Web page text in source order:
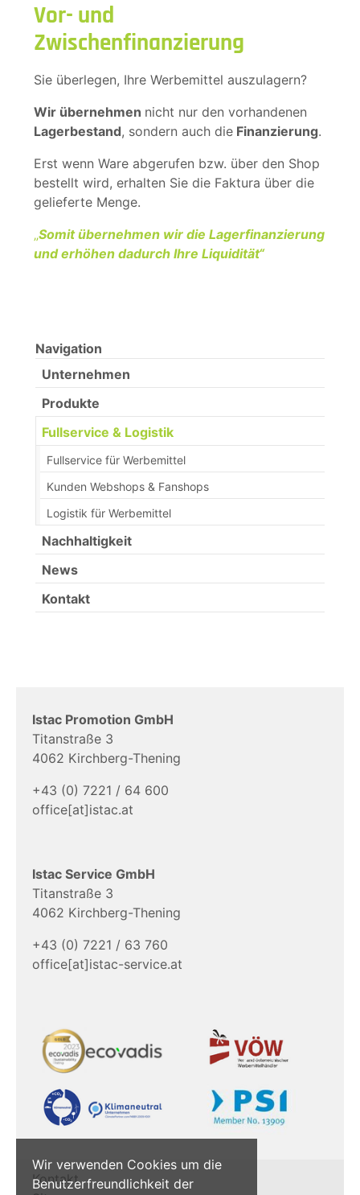
Wir verwenden Cookies um die
Benutzerfreundlichkeit der
Vor- und
Zwischenfinanzierung
Sie überlegen, Ihre Werbemittel auszulagern?
Wir übernehmen nicht nur den vorhandenen
Lagerbestand, sondern auch die Finanzierung.
Erst wenn Ware abgerufen bzw. über den Shop
bestellt wird, erhalten Sie die Faktura über die
gelieferte Menge.
„Somit übernehmen wir die Lagerfinanzierung
und erhöhen dadurch Ihre Liquidität“
Navigation
Unternehmen
Produkte
Fullservice & Logistik(current)
Fullservice für Werbemittel
Kunden Webshops & Fanshops
Logistik für Werbemittel
Nachhaltigkeit
News
Kontakt
Istac Promotion GmbH
Titanstraße 3
4062 Kirchberg-Thening
+43 (0) 7221 / 64 600
office[at]istac.at
Istac Service GmbH
Titanstraße 3
4062 Kirchberg-Thening
+43 (0) 7221 / 63 760
office[at]istac-service.at
Kontakt